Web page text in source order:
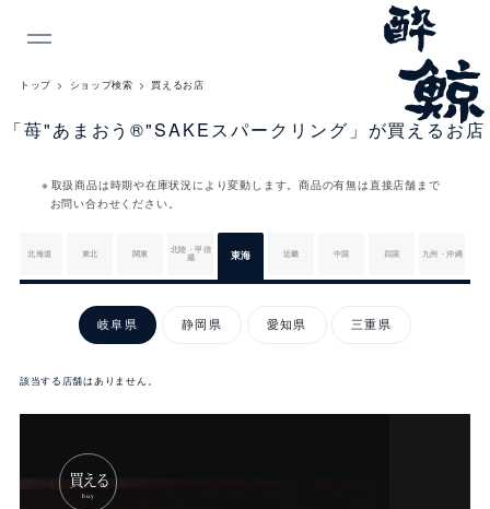
INDEX
トップ ショップ検索 買えるお店
「苺"あまおう®"SAKEスパークリング」が買えるお店
取扱商品は時期や在庫状況により変動します。商品の有無は直接店舗まで
お問い合わせください。
北海道 東北 関東 北陸・甲信
越 東海 近畿 中国 四国 九州・沖縄
岐阜県 静岡県 愛知県 三重県
岐
阜
該当する店舗はありません。
買える
buy